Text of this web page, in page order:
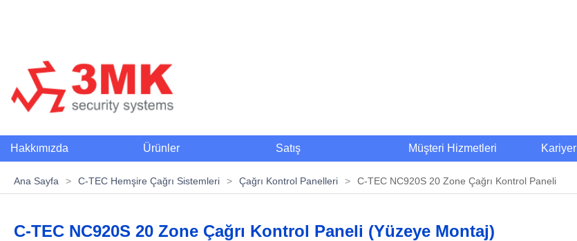
Hakkımızda Ürünler Satış Müşteri Hizmetleri Kariyer
Ana Sayfa > C-TEC Hemşire Çağrı Sistemleri > Çağrı Kontrol Panelleri > C-TEC NC920S 20 Zone Çağrı Kontrol Paneli
C-TEC NC920S 20 Zone Çağrı Kontrol Paneli (Yüzeye Montaj)